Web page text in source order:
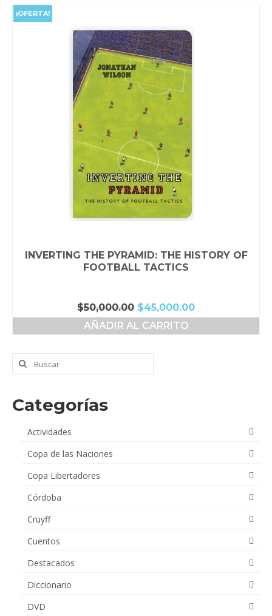
¡OFERTA!
INVERTING THE PYRAMID: THE HISTORY OF
FOOTBALL TACTICS
$50,000.00 El
precio
original
$50,000.00.
$45,000.00El
precio
AÑADIR AL CARRITO
Buscar
por:
Categorías
Actividades
Copa de las Naciones
Copa Libertadores
Córdoba
Cruyff
Cuentos
Destacados
Diccionario
DVD